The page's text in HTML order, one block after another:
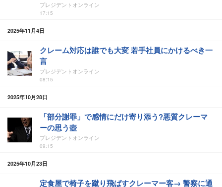
プレジデントオンライン
17:15
2025年11月4日
クレーム対応は誰でも大変 若手社員にかけるべき一
言
プレジデントオンライン
08:15
2025年10月28日
「部分謝罪」で感情にだけ寄り添う?悪質クレーマ
ーの思う壺
プレジデントオンライン
09:15
2025年10月23日
定食屋で椅子を蹴り飛ばすクレーマー客→ 警察に通